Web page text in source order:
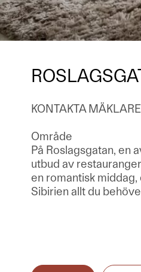
KONTAKTA
Område
På Roslagsgatan, en
utbud av
en romantisk
Sibirien allt du